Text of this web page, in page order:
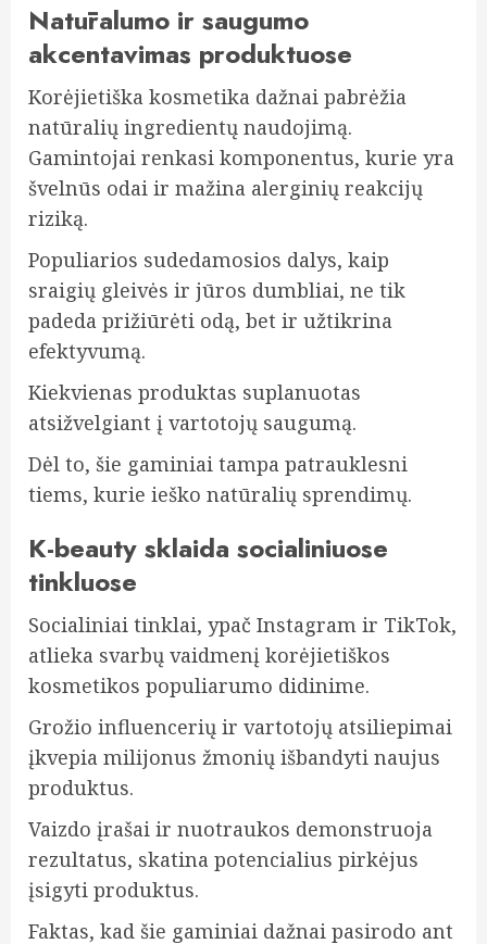
Natūralumo ir saugumo
akcentavimas produktuose
Korėjietiška kosmetika dažnai pabrėžia
natūralių ingredientų naudojimą.
Gamintojai renkasi komponentus, kurie yra
švelnūs odai ir mažina alerginių reakcijų
riziką.
Populiarios sudedamosios dalys, kaip
sraigių gleivės ir jūros dumbliai, ne tik
padeda prižiūrėti odą, bet ir užtikrina
efektyvumą.
Kiekvienas produktas suplanuotas
atsižvelgiant į vartotojų saugumą.
Dėl to, šie gaminiai tampa patrauklesni
tiems, kurie ieško natūralių sprendimų.
K-beauty sklaida socialiniuose
tinkluose
Socialiniai tinklai, ypač Instagram ir TikTok,
atlieka svarbų vaidmenį korėjietiškos
kosmetikos populiarumo didinime.
Grožio influencerių ir vartotojų atsiliepimai
įkvepia milijonus žmonių išbandyti naujus
produktus.
Vaizdo įrašai ir nuotraukos demonstruoja
rezultatus, skatina potencialius pirkėjus
įsigyti produktus.
Faktas, kad šie gaminiai dažnai pasirodo ant